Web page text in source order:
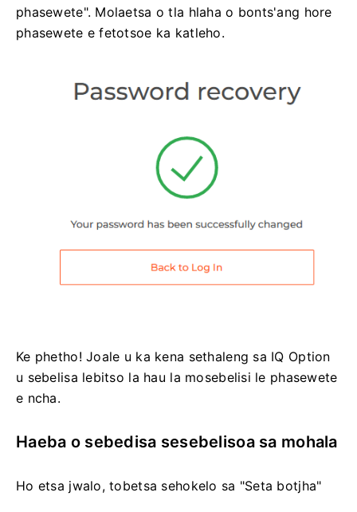
phasewete". Molaetsa o tla hlaha o bonts'ang hore
phasewete e fetotsoe ka katleho.
Ke phetho! Joale u ka kena sethaleng sa IQ Option
u sebelisa lebitso la hau la mosebelisi le phasewete
e ncha.
Haeba o sebedisa sesebelisoa sa mohala
Ho etsa jwalo, tobetsa sehokelo sa "Seta botjha"